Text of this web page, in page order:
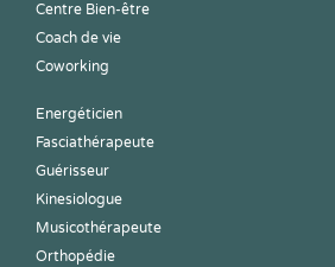
Centre Bien-être
Coach de vie
Coworking
Energéticien
Fasciathérapeute
Guérisseur
Kinesiologue
Musicothérapeute
Orthopédie